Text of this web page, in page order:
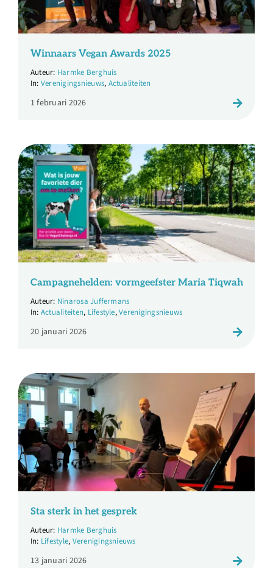
Winnaars Vegan Awards 2025
Harmke Berghuis
Verenigingsnieuws, Actualiteiten
1 februari 2026
Campagnehelden: vormgeefster Maria Tiqwah
Ninarosa Juffermans
Actualiteiten, Lifestyle,Verenigingsnieuws
20 januari 2026
Sta sterk in het gesprek
Harmke Berghuis
Lifestyle, Verenigingsnieuws
13 januari 2026